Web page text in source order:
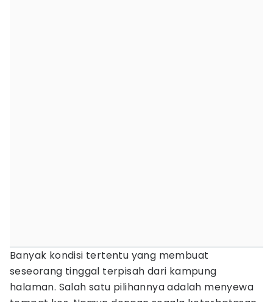
Banyak kondisi tertentu yang membuat
seseorang tinggal terpisah dari kampung
halaman. Salah satu pilihannya adalah menyewa